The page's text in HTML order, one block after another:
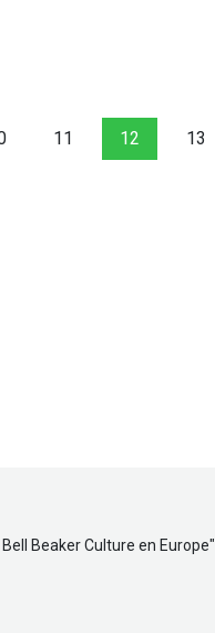
11 12 13
Beaker Culture en Europe"